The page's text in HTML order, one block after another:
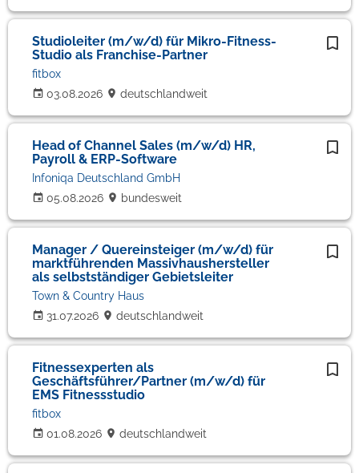
Studioleiter (m/w/d) für Mikro-Fitness-
Studio als Franchise-Partner
03.08.2026
fitbox
deutschlandweit
Head of Channel Sales (m/w/d) HR,
Payroll & ERP-Software
05.08.2026
Infoniqa Deutschland GmbH
bundesweit
Manager / Quereinsteiger (m/w/d) für
marktführenden Massivhaushersteller
als selbstständiger Gebietsleiter
31.07.2026
Town & Country Haus
deutschlandweit
Fitnessexperten als
Geschäftsführer/Partner (m/w/d) für
EMS Fitnessstudio
01.08.2026
fitbox
deutschlandweit